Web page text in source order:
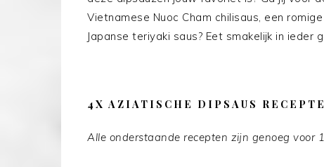
Vietnamese Nuoc Cham chilisaus, een
Japanse teriyaki saus? Eet smakelijk in ieder
4X AZIATISCHE DIPSAUS
Alle onderstaande recepten zijn genoeg voor